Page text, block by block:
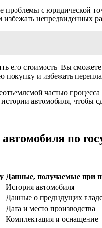
с юридической
непредвиденных
его стоимость. Вы
покупку и избежать
частью
автомобиля, чтобы
по
Данные, получаемые при
История автомобиля
Данные о предыдущих
Дата и место производства
Комплектация и оснащение